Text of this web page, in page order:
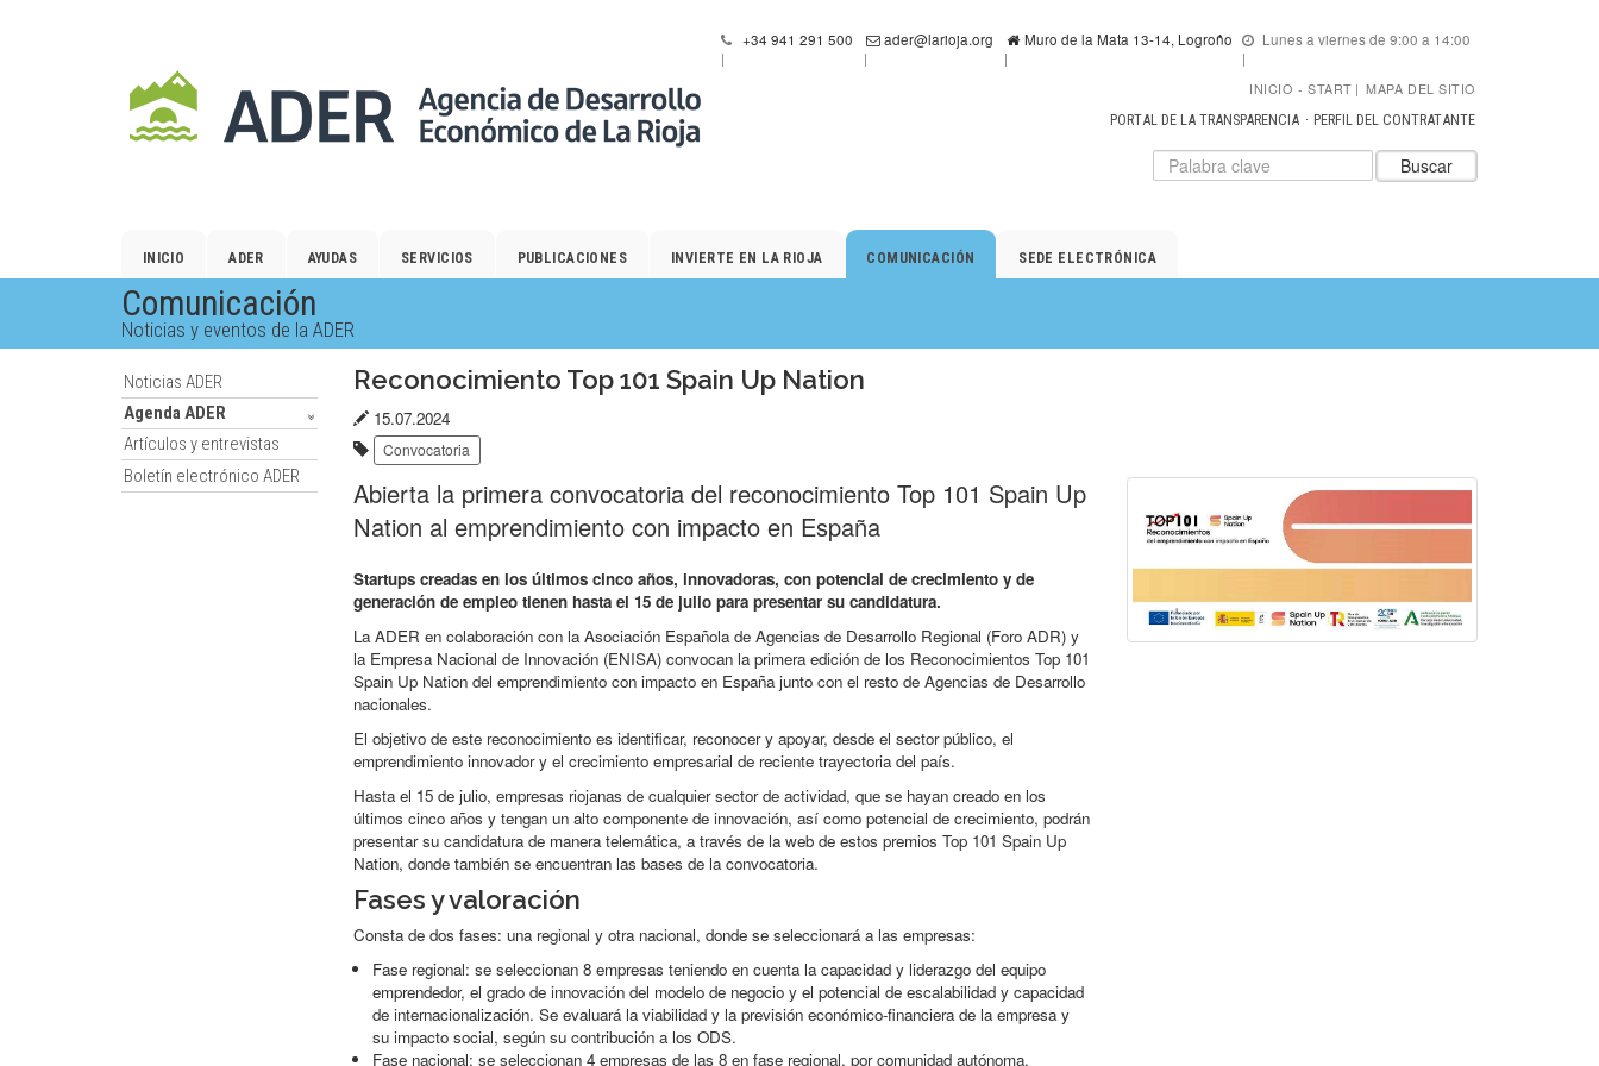
contenido
principal.
+34 941 291 500 ader@larioja.org Muro de la Mata 13-14, Logroño Lunes a viernes de 9:00 a 14:00
INICIO START | MAPA DEL SITIO
PORTAL DE LA TRANSPARENCIA
PERFIL DEL CONTRATANTE
Datos
para
de
Introduzca
el
buscar
Buscar
INICIO ADER AYUDAS SERVICIOS PUBLICACIONES INVIERTE EN LA RIOJA COMUNICACIÓN SEDE ELECTRÓNICA
Comunicación
Noticias y eventos de la ADER
Noticias ADER
Agenda ADER
Artículos y entrevistas
Boletín electrónico ADER
Reconocimiento Top 101 Spain Up Nation
Fecha
de
15.07.2024
Etiquetas:
Convocatoria
Abierta la primera convocatoria del reconocimiento Top 101 Spain Up
Nation al emprendimiento con impacto en España
Startups creadas en los últimos cinco años, innovadoras, con potencial de crecimiento y de
generación de empleo tienen hasta el 15 de julio para presentar su candidatura.
La ADER en colaboración con la Asociación Española de Agencias de Desarrollo Regional (Foro ADR) y
la Empresa Nacional de Innovación (ENISA) convocan la primera edición de los Reconocimientos Top 101
Spain Up Nation del emprendimiento con impacto en España junto con el resto de Agencias de Desarrollo
nacionales.
El objetivo de este reconocimiento es identificar, reconocer y apoyar, desde el sector público, el
emprendimiento innovador y el crecimiento empresarial de reciente trayectoria del país.
Hasta el 15 de julio, empresas riojanas de cualquier sector de actividad, que se hayan creado en los
últimos cinco años y tengan un alto componente de innovación, así como potencial de crecimiento, podrán
presentar su candidatura de manera telemática, a través de la web de estos premios Top 101 Spain Up
Nation, donde también se encuentran las bases de la convocatoria.
Fases y valoración
Consta de dos fases: una regional y otra nacional, donde se seleccionará a las empresas:
Fase regional: se seleccionan 8 empresas teniendo en cuenta la capacidad y liderazgo del equipo
emprendedor, el grado de innovación del modelo de negocio y el potencial de escalabilidad y capacidad
de internacionalización. Se evaluará la viabilidad y la previsión económico-financiera de la empresa y
su impacto social, según su contribución a los ODS.
Fase nacional: se seleccionan 4 empresas de las 8 en fase regional, por comunidad autónoma,